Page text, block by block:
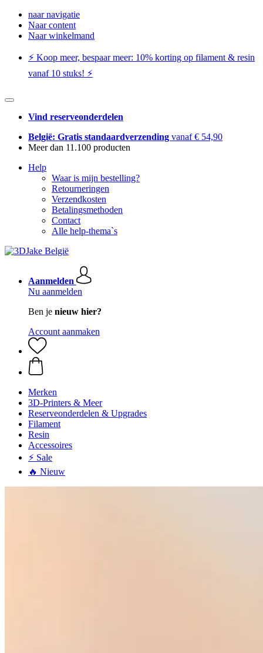
naar navigatie
Naar content
Naar winkelmand
⚡️ Koop meer, bespaar meer: ​​10% korting op filament & resin
vanaf 10 stuks! ⚡️
Vind reserveonderdelen
België: Gratis standaardverzending vanaf € 54,90
Meer dan 11.100 producten
Help
Waar is mijn bestelling?
Retourneringen
Verzendkosten
Betalingsmethoden
Contact
Alle help-thema`s
Aanmelden
Nu aanmelden
Ben je nieuw hier?
Account aanmaken
Merken
3D-Printers & Meer
Reserveonderdelen & Upgrades
Filament
Resin
Accessoires
⚡ Sale
🔥 Nieuw